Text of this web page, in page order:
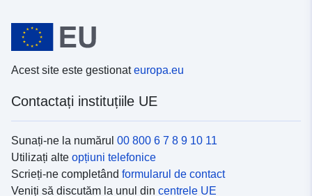
Acest site este gestionateuropa.eu
Contactați instituțiile UE
Sunați-ne la numărul 00 800 6 7 8 9 10 11
Utilizați alte opțiuni telefonice
Scrieți-ne completând formularul de contact
Veniți să discutăm la unul din centrele UE